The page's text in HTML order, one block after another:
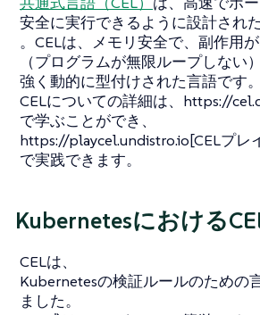
安全に実行できるように設計され
。CELは、メモリ安全で、副作用
（プログラムが無限ループしない）
強く動的に型付けされた言語です。
CELについての詳細は、https://
で学ぶことができ、
https://playcel.undistro.io[CELプレ
で実践できます。
Kubernetesにおける
CELは、
Kubernetesの検証ルールのための
ました。